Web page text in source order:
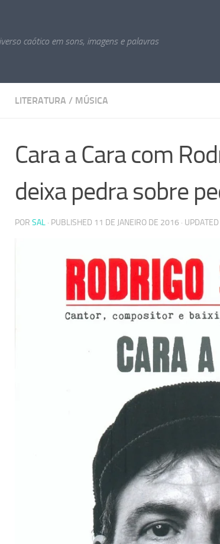
caótico em sons, imagens e palavras
LITERATURA / MÚSICA
Cara a Cara com
deixa pedra sobre
POR SAL · PUBLISHED 11 DE JANEIRO DE 2016 · UPDATED